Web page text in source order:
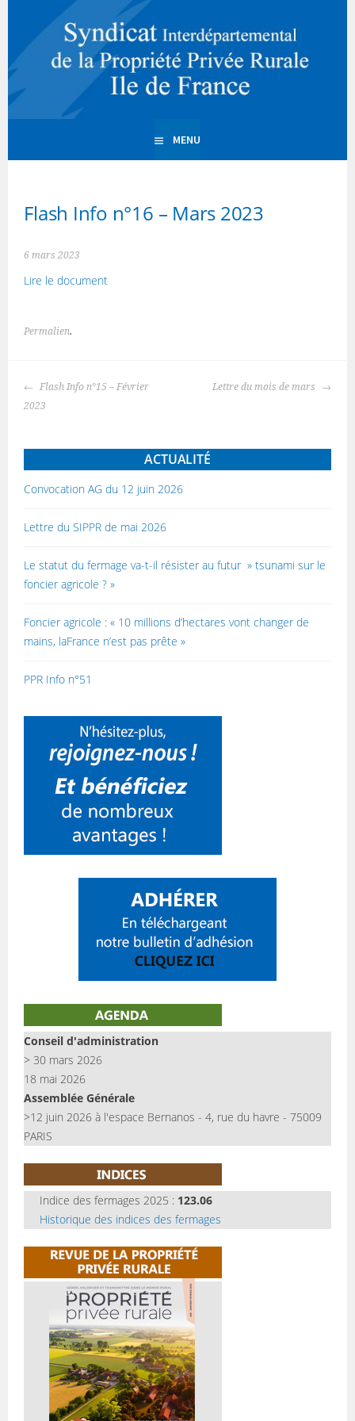
contenu
principal
Syndicat
interdépartemental de la
Propriété Privée Rurale
d'Ile de France
SIPPR Ile de France
MENU
Flash Info n°16 – Mars 2023
6 mars 2023
Lire le document
Permalien.
Navigation
des
Flash Info n°15 – Février
2023
Lettre du mois de mars
ACTUALITÉ
Convocation AG du 12 juin 2026
Lettre du SIPPR de mai 2026
Le statut du fermage va-t-il résister au futur » tsunami sur le
foncier agricole ? »
Foncier agricole : « 10 millions d’hectares vont changer de
mains, laFrance n’est pas prête »
PPR Info n°51
Conseil d'administration
> 30 mars 2026
18 mai 2026
Assemblée Générale
>12 juin 2026 à l'espace Bernanos - 4, rue du havre - 75009
PARIS
Indice des fermages 2025 : 123.06
Historique des indices des fermages